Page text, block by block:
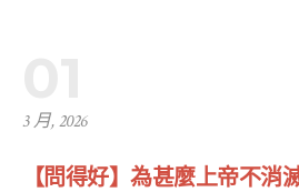
3 月, 2026
【問得好】為甚麼上帝不消